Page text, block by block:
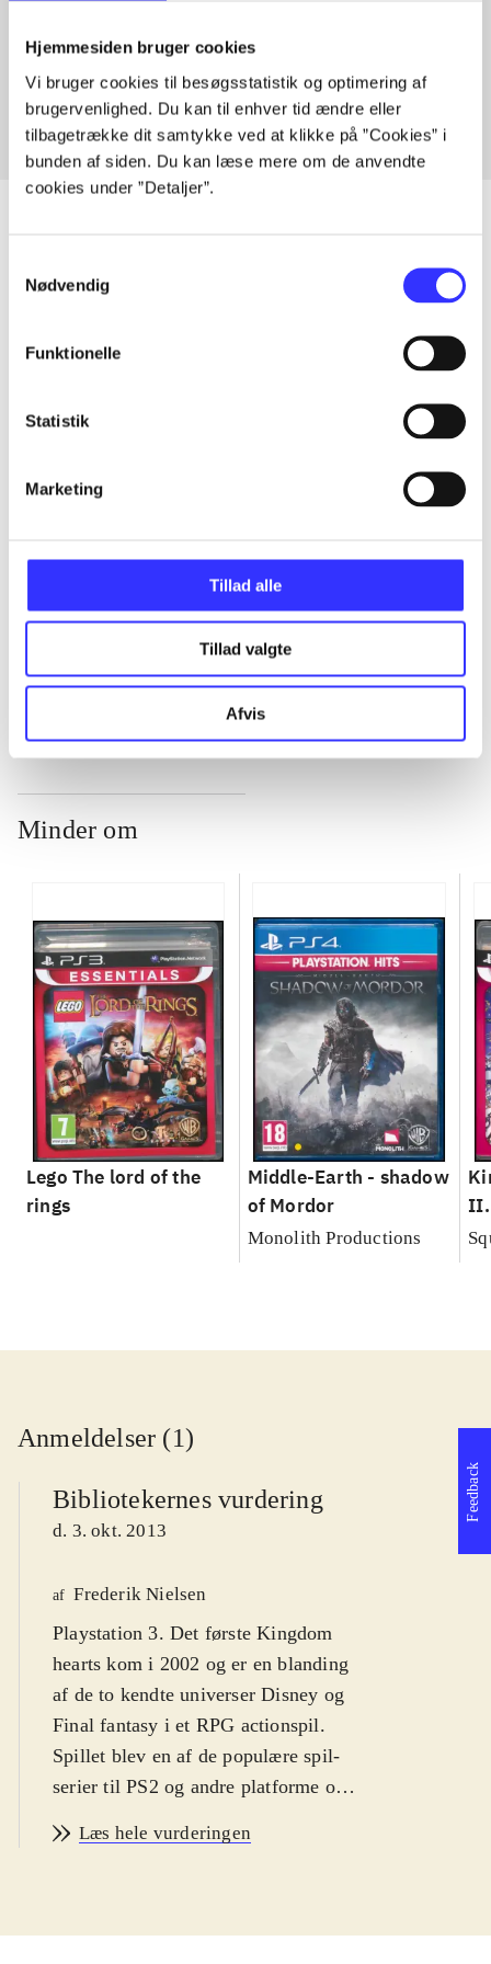
Hjemmesiden bruger cookies
Vi bruger cookies til besøgsstatistik og optimering af
brugervenlighed. Du kan til enhver tid ændre eller
tilbagetrække dit samtykke ved at klikke på ”Cookies” i
bunden af siden. Du kan læse mere om de anvendte
cookies under ”Detaljer”.
Nødvendig
Funktionelle
Statistik
Marketing
Tillad alle
Tillad valgte
Afvis
Artikler med samme emner
Artikler
Minder om
Lego The lord of the
rings
Middle-Earth - shadow
of Mordor
Monolith Productions
Anmeldelser (1)
Bibliotekernes vurdering
d. 3. okt. 2013
af Frederik Nielsen
Playstation 3. Det første Kingdom
hearts kom i 2002 og er en blanding
af de to kendte universer Disney og
Final fantasy i et RPG actionspil.
Spillet blev en af de populære spil-
serier til PS2 og andre platforme og i
syv spil og det er oplagt, at de første
en PEGI: 12 og ikoner for vold.
Læs hele vurderingen
Feedback